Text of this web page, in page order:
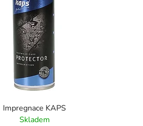
Impregnace KAPS
Skladem